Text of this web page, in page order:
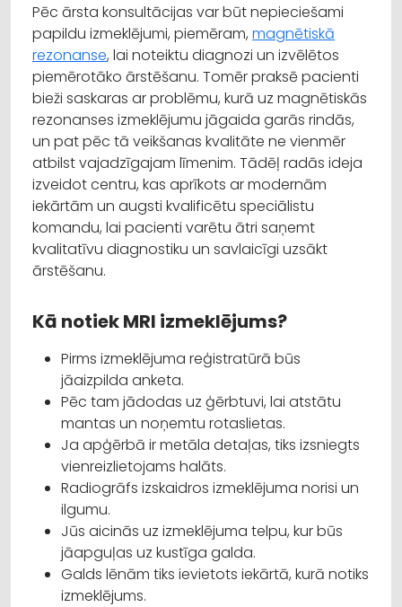
Pēc ārsta konsultācijas var būt nepieciešami
papildu izmeklējumi, piemēram, magnētiskā
rezonanse, lai noteiktu diagnozi un izvēlētos
piemērotāko ārstēšanu. Tomēr praksē pacienti
bieži saskaras ar problēmu, kurā uz magnētiskās
rezonanses izmeklējumu jāgaida garās rindās,
un pat pēc tā veikšanas kvalitāte ne vienmēr
atbilst vajadzīgajam līmenim. Tādēļ radās ideja
izveidot centru, kas aprīkots ar modernām
iekārtām un augsti kvalificētu speciālistu
komandu, lai pacienti varētu ātri saņemt
kvalitatīvu diagnostiku un savlaicīgi uzsākt
ārstēšanu.
Kā notiek MRI izmeklējums?
Pirms izmeklējuma reģistratūrā būs
jāaizpilda anketa.
Pēc tam jādodas uz ģērbtuvi, lai atstātu
mantas un noņemtu rotaslietas.
Ja apģērbā ir metāla detaļas, tiks izsniegts
vienreizlietojams halāts.
Radiogrāfs izskaidros izmeklējuma norisi un
ilgumu.
Jūs aicinās uz izmeklējuma telpu, kur būs
jāapguļas uz kustīga galda.
Galds lēnām tiks ievietots iekārtā, kurā notiks
izmeklējums.